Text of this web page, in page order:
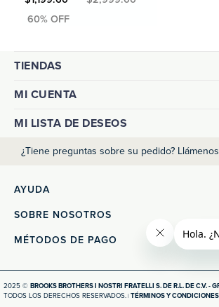
TIENDAS
MI CUENTA
MI LISTA DE DESEOS
¿Tiene preguntas sobre su pedido?
AYUDA
SOBRE NOSOTROS
MÉTODOS DE PAGO
2025 © BROOKS BROTHERS I NOSTRI FRATELLI S. DE R.L. DE C.V. -
TODOS LOS DERECHOS RESERVADOS. | TÉRMINOS Y CONDICIONES